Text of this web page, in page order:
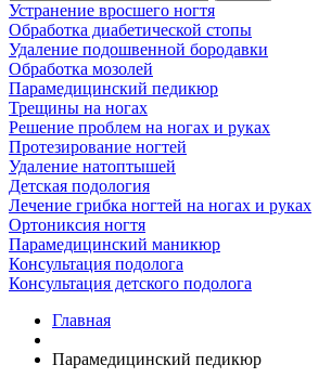
Устранение вросшего ногтя
Обработка диабетической стопы
Удаление подошвенной бородавки
Обработка мозолей
Парамедицинский педикюр
Трещины на ногах
Решение проблем на ногах и руках
Протезирование ногтей
Удаление натоптышей
Детская подология
Лечение грибка ногтей на ногах и руках
Ортониксия ногтя
Парамедицинский маникюр
Консультация подолога
Консультация детского подолога
Главная
Парамедицинский педикюр